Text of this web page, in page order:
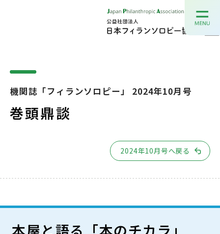
機関誌「フィランソロピー」 2024年10月号
巻頭鼎談
2024年10月号へ戻る